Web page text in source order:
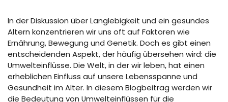
In der Diskussion über Langlebigkeit und ein gesundes
Altern konzentrieren wir uns oft auf Faktoren wie
Ernährung, Bewegung und Genetik. Doch es gibt einen
entscheidenden Aspekt, der häufig übersehen wird: die
Umwelteinflüsse. Die Welt, in der wir leben, hat einen
erheblichen Einfluss auf unsere Lebensspanne und
Gesundheit im Alter. In diesem Blogbeitrag werden wir
die Bedeutung von Umwelteinflüssen für die